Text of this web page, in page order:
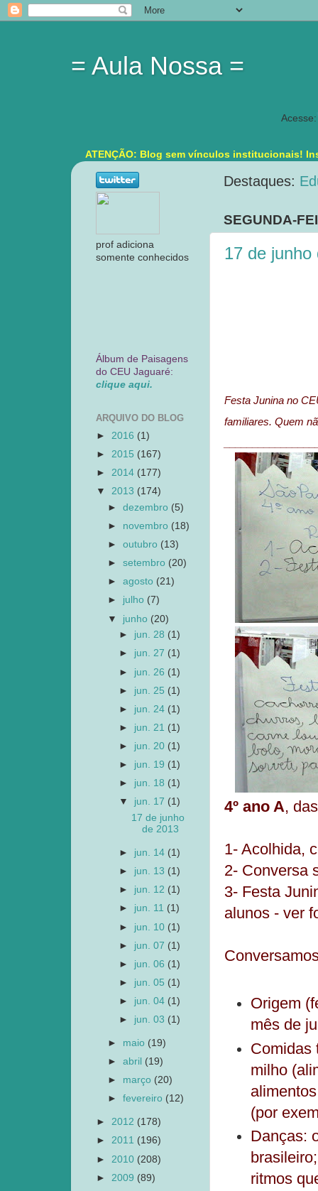
= Aula Nossa =
Acesse:
ATENÇÃO: Blog sem vínculos institucionais!
Destaques:
SEGUNDA-
17 de junho
Festa Junina no
familiares. Quem
4º ano A,
1- Acolhida,
2- Conversa
3- Festa
alunos - ver
Origem
mês de
Comidas
milho
(por
Danças:
ritmos
prof adiciona
somente conhecidos
Álbum de Paisagens
do CEU Jaguaré:
clique aqui.
ARQUIVO DO BLOG
► 2016 (1)
► 2015 (167)
► 2014 (177)
▼ 2013 (174)
►dezembro (5)
► novembro (18)
►outubro (13)
►setembro (20)
►agosto (21)
► julho (7)
▼ junho (20)
► jun. 28 (1)
► jun. 27 (1)
► jun. 26 (1)
► jun. 25 (1)
► jun. 24 (1)
► jun. 21 (1)
► jun. 20 (1)
► jun. 19 (1)
► jun. 18 (1)
▼ jun. 17 (1)
17 de junho
de 2013
► jun. 14 (1)
► jun. 13 (1)
► jun. 12 (1)
► jun. 11 (1)
► jun. 10 (1)
► jun. 07 (1)
► jun. 06 (1)
► jun. 05 (1)
► jun. 04 (1)
► jun. 03 (1)
► maio (19)
►abril (19)
► março (20)
►fevereiro (12)
► 2012 (178)
► 2011 (196)
► 2010 (208)
► 2009 (89)